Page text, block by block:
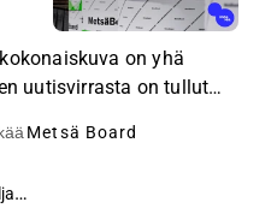
on yhä
uutisvirrasta on tullut
Metsä Board
Antti Viljakainen